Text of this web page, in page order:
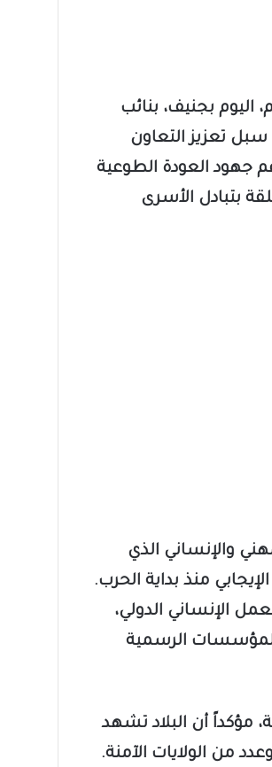
اليوم بجنيف، بنائب
سبل تعزيز التعاون
جهود العودة الطوعية
بتبادل الأسرى
والإنساني الذي
منذ بداية الحرب.
الإنساني الدولي،
المؤسسات الرسمية
مؤكداً أن البلاد تشهد
من الولايات الآمنة.